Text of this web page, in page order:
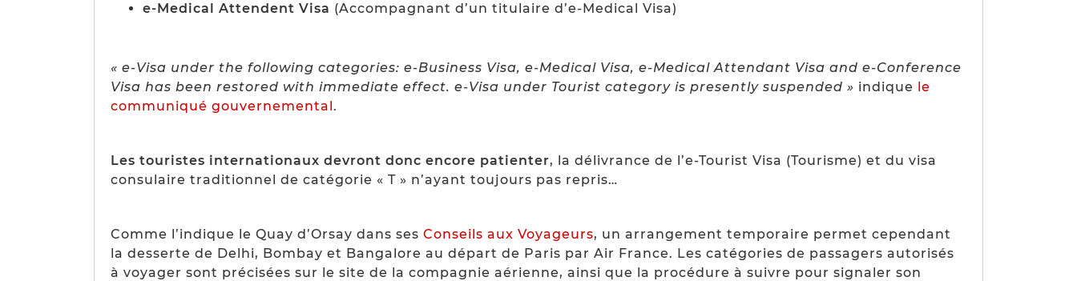
e-Medical Attendent Visa (Accompagnant d’un titulaire d’e-Medical Visa)
« e-Visa under the following categories: e-Business Visa, e-Medical Visa, e-Medical Attendant Visa and e-Conference
Visa has been restored with immediate effect. e-Visa under Tourist category is presently suspended » indique le
communiqué gouvernemental.
Les touristes internationaux devront donc encore patienter, la délivrance de l’e-Tourist Visa (Tourisme) et du visa
consulaire traditionnel de catégorie « T » n’ayant toujours pas repris…
Comme l’indique le Quay d’Orsay dans ses Conseils aux Voyageurs, un arrangement temporaire permet cependant
la desserte de Delhi, Bombay et Bangalore au départ de Paris par Air France. Les catégories de passagers autorisés
à voyager sont précisées sur le site de la compagnie aérienne, ainsi que la procédure à suivre pour signaler son